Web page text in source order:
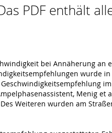
PDF enthält
bei Annäherung an
wurde
Menig et
Weiteren wurden am